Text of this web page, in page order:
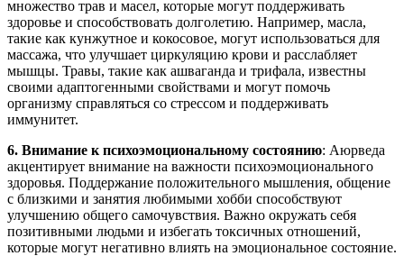
множество трав и масел, которые могут поддерживать
здоровье и способствовать долголетию. Например, масла,
такие как кунжутное и кокосовое, могут использоваться для
массажа, что улучшает циркуляцию крови и расслабляет
мышцы. Травы, такие как ашваганда и трифала, известны
своими адаптогенными свойствами и могут помочь
организму справляться со стрессом и поддерживать
иммунитет.
6. Внимание к психоэмоциональному состоянию: Аюрведа
акцентирует внимание на важности психоэмоционального
здоровья. Поддержание положительного мышления, общение
с близкими и занятия любимыми хобби способствуют
улучшению общего самочувствия. Важно окружать себя
позитивными людьми и избегать токсичных отношений,
которые могут негативно влиять на эмоциональное состояние.